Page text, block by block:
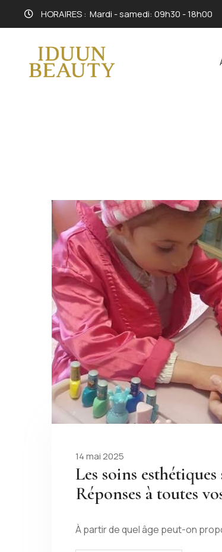
HORAIRES : Mardi - samedi: 09h30 - 18h00
14 mai 2025
Les soins
Réponses à toutes
À partir de quel âge peut-on